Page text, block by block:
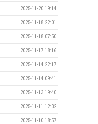
2025-11-20 19:14
2025-11-18 22:01
2025-11-18 07:50
2025-11-17 18:16
2025-11-14 22:17
2025-11-14 09:41
2025-11-13 19:40
2025-11-11 12:32
2025-11-10 18:57